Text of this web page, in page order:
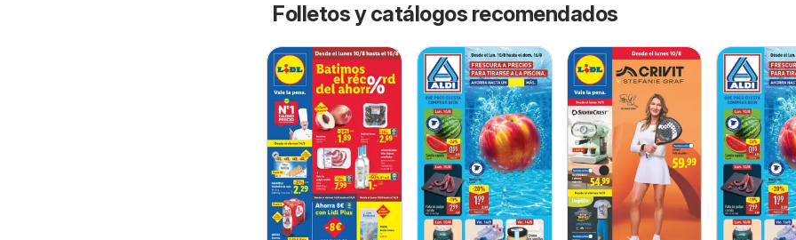
Folletos y catálogos recomendados